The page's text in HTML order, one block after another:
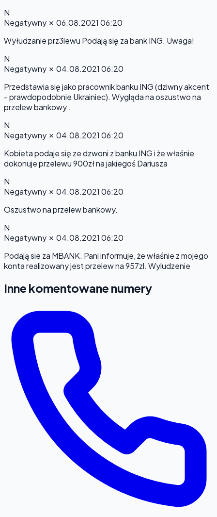
N
Negatywny ✗ 06.08.2021 06:20
Wyłudzanie prz3lewu Podają się za bank ING. Uwaga!
N
Negatywny ✗ 04.08.2021 06:20
Przedstawia się jako pracownik banku ING (dziwny akcent
- prawdopodobnie Ukrainiec). Wygląda na oszustwo na
przelew bankowy .
N
Negatywny ✗ 04.08.2021 06:20
Kobieta podaje się ze dzwoni z banku ING i że właśnie
dokonuje przelewu 900zł na jakiegoś Dariusza
N
Negatywny ✗ 04.08.2021 06:20
Oszustwo na przelew bankowy.
N
Negatywny ✗ 04.08.2021 06:20
Podają sie za MBANK. Pani informuje, że właśnie z mojego
konta realizowany jest przelew na 957zl. Wyludzenie
Inne komentowane numery